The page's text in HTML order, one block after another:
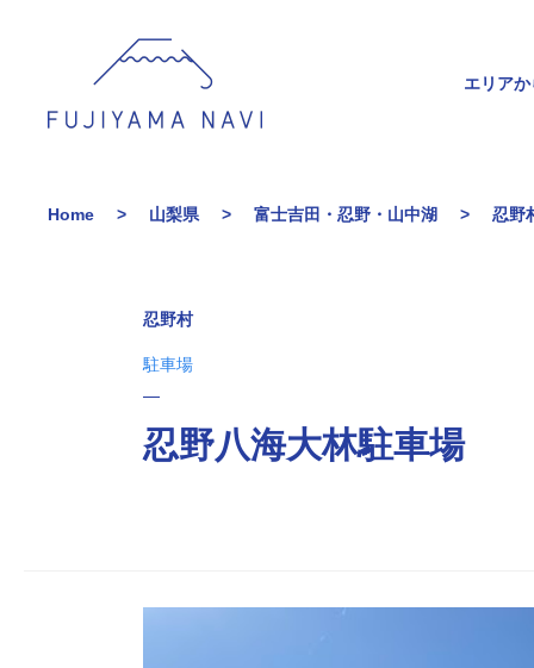
エリア
Home 山梨県 富士吉田・忍野・山中湖 忍野
忍野村
駐車場
忍野八海大林駐車場